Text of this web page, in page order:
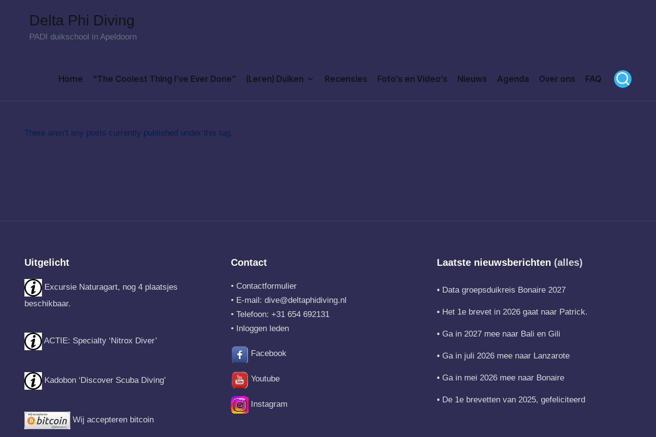
Delta Phi Diving
PADI duikschool in Apeldoorn
Home “The Coolest Thing I’ve Ever Done” (Leren) Duiken Recensies Foto’s en Video’s Nieuws Agenda Over ons FAQ
There aren’t any posts currently published under this tag.
Uitgelicht
Excursie Naturagart, nog 4 plaatsjes
beschikbaar.
ACTIE: Specialty ‘Nitrox Diver’
Kadobon ‘Discover Scuba Diving’
Wij accepteren bitcoin
Contact
• Contactformulier
• E-mail: dive@deltaphidiving.nl
• Telefoon: +31 654 692131
• Inloggen leden
Facebook
Youtube
Instagram
Laatste nieuwsberichten (alles)
Data groepsduikreis Bonaire 2027
Het 1e brevet in 2026 gaat naar Patrick.
Ga in 2027 mee naar Bali en Gili
Ga in juli 2026 mee naar Lanzarote
Ga in mei 2026 mee naar Bonaire
De 1e brevetten van 2025, gefeliciteerd